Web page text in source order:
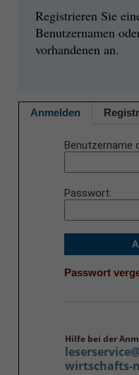
Registrieren Sie
Benutzernamen
vorhandenen an.
Anmelden
Benutzername
Passwort
Passwort
Hilfe bei der
wirtschafts-